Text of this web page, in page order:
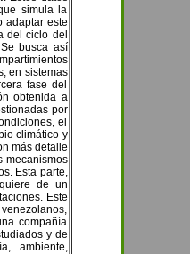
simula la
adaptar este
del ciclo del
busca así
en sistemas
fase del
obtenida a
por
el
climático y
más detalle
mecanismos
Esta parte,
de un
Este
compañía
y de
ambiente,